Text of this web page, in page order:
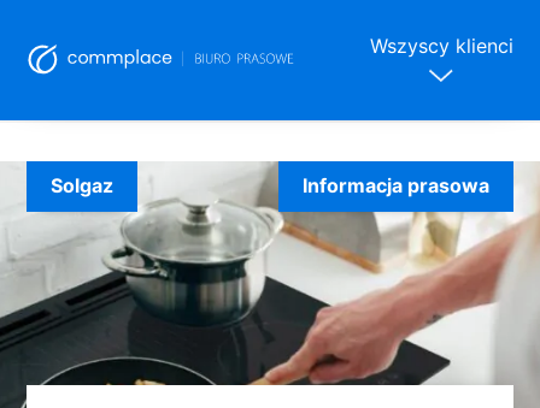
to
content
Wszyscy klienci
Solgaz Informacja prasowa